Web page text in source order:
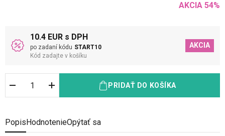
AKCIA 54%
10.4 EUR s DPH
po zadaní kódu START10
Kód zadajte v košíku
AKCIA
PRIDAŤ DO KOŠÍKA
Popis HodnotenieOpýtať sa